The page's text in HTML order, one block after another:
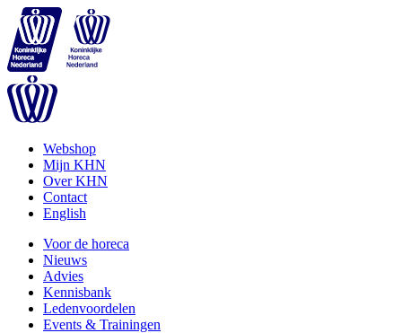
Webshop
Mijn KHN
Over KHN
Contact
English
Voor de horeca
Nieuws
Advies
Kennisbank
Ledenvoordelen
Events & Trainingen